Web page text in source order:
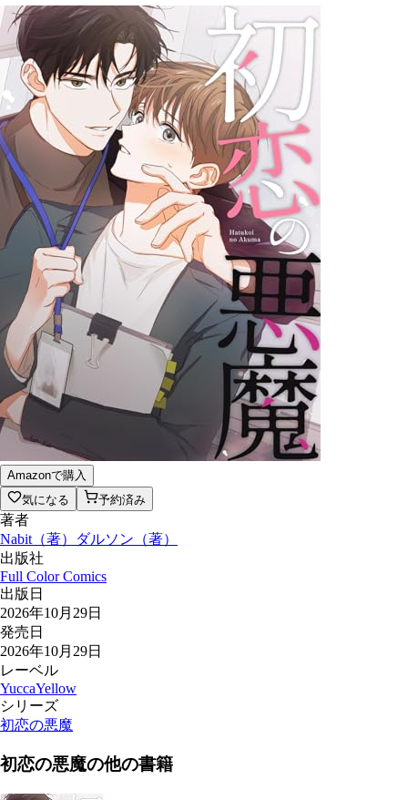
Amazonで購入
気になる
予約済み
著者
Nabit （著） ダルソン （著）
出版社
Full Color Comics
出版日
2026年10月29日
発売日
2026年10月29日
レーベル
YuccaYellow
シリーズ
初恋の悪魔
初恋の悪魔の他の書籍